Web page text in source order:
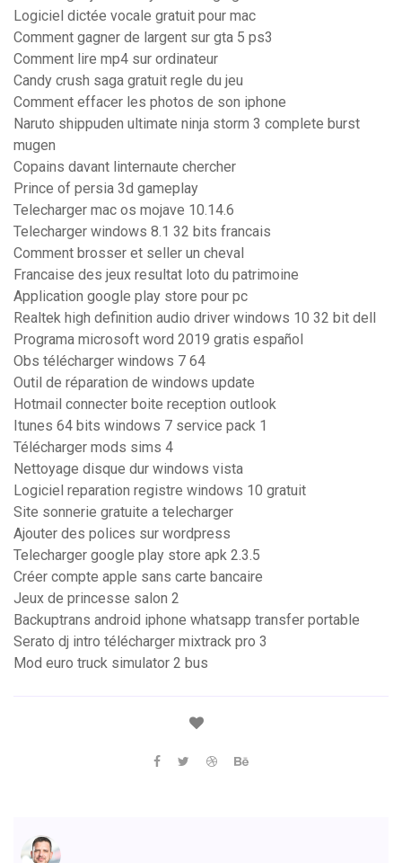
Logiciel dictée vocale gratuit pour mac
Comment gagner de largent sur gta 5 ps3
Comment lire mp4 sur ordinateur
Candy crush saga gratuit regle du jeu
Comment effacer les photos de son iphone
Naruto shippuden ultimate ninja storm 3 complete burst
mugen
Copains davant linternaute chercher
Prince of persia 3d gameplay
Telecharger mac os mojave 10.14.6
Telecharger windows 8.1 32 bits francais
Comment brosser et seller un cheval
Francaise des jeux resultat loto du patrimoine
Application google play store pour pc
Realtek high definition audio driver windows 10 32 bit dell
Programa microsoft word 2019 gratis español
Obs télécharger windows 7 64
Outil de réparation de windows update
Hotmail connecter boite reception outlook
Itunes 64 bits windows 7 service pack 1
Télécharger mods sims 4
Nettoyage disque dur windows vista
Logiciel reparation registre windows 10 gratuit
Site sonnerie gratuite a telecharger
Ajouter des polices sur wordpress
Telecharger google play store apk 2.3.5
Créer compte apple sans carte bancaire
Jeux de princesse salon 2
Backuptrans android iphone whatsapp transfer portable
Serato dj intro télécharger mixtrack pro 3
Mod euro truck simulator 2 bus